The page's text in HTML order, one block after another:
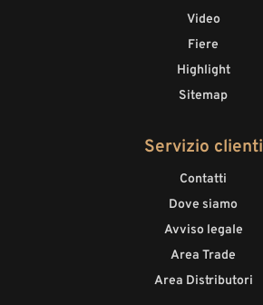
Video
Fiere
Highlight
Sitemap
Servizio clienti
Contatti
Dove siamo
Avviso legale
Area Trade
Area Distributori